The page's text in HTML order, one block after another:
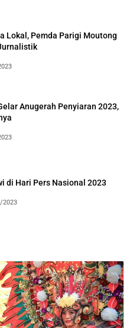
Lokal, Pemda Parigi Moutong
Anugerah Penyiaran 2023,
di Hari Pers Nasional 2023
2023